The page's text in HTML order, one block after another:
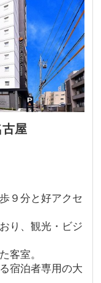
屋
９分と好アクセ
り、観光・ビジ
客室。
宿泊者専用の大